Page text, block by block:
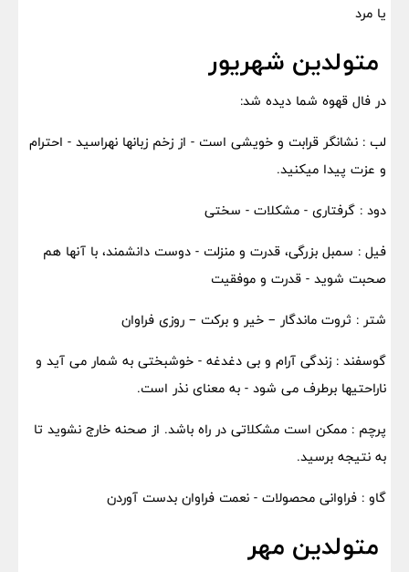
یا مرد
متولدین شهریور
در فال قهوه شما دیده شد:
لب : نشانگر قرابت و خویشی است - از زخم زبانها نهراسید - احترام
و عزت پیدا میکنید.
دود : گرفتاری - مشکلات - سختی
فیل : سمبل بزرگی، قدرت و منزلت - دوست دانشمند، با آنها هم
صحبت شوید - قدرت و موفقیت
شتر : ثروت ماندگار – خیر و برکت – روزی فراوان
گوسفند : زندگی آرام و بی دغدغه - خوشبختی به شمار می آید و
ناراحتیها برطرف می شود - به معنای نذر است.
پرچم : ممکن است مشکلاتی در راه باشد. از صحنه خارج نشوید تا
به نتیجه برسید.
گاو : فراوانی محصولات - نعمت فراوان بدست آوردن
متولدین مهر